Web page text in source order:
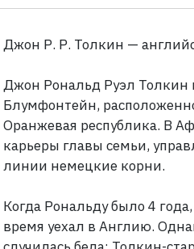
Джон Р. Р. Толкин —
Джон Рональд Руэл Толкин
Блумфонтейн,
Оранжевая республика. В
карьеры главы семьи,
линии немецкие корни.
Когда Рональду было 4
время уехал в Англию.